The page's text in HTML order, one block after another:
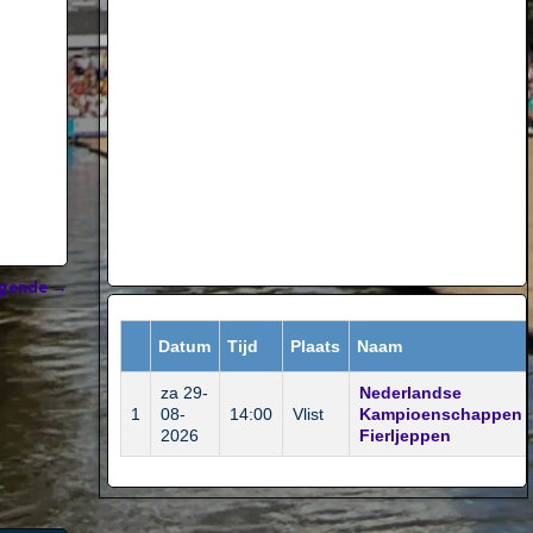
→
Datum Tijd Plaats Naam
1
za 29-
08-
2026
14:00 Vlist
Nederlandse
Kampioenschappen
Fierljeppen